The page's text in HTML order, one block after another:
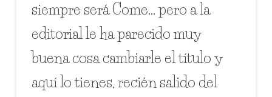
siempre será Come… pero a la
editorial le ha parecido muy
buena cosa cambiarle el título y
aquí lo tienes, recién salido del